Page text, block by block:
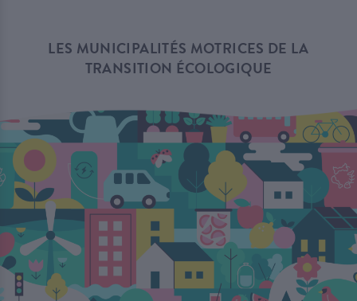
LES MUNICIPALITÉS MOTRICES DE LA
TRANSITION ÉCOLOGIQUE